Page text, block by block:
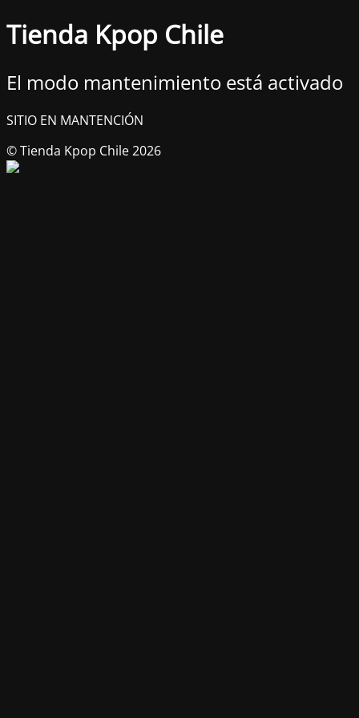
Tienda Kpop Chile
El modo mantenimiento está activado
SITIO EN MANTENCIÓN
© Tienda Kpop Chile 2026